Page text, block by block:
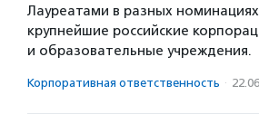
Лауреатами в разных
крупнейшие российские
и образовательные учреждения.
Корпоративная ответственность ·